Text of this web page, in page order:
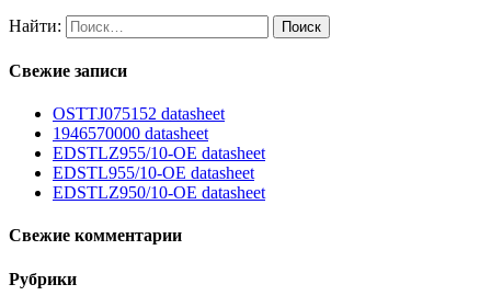
Найти:
Свежие записи
OSTTJ075152 datasheet
1946570000 datasheet
EDSTLZ955/10-OE datasheet
EDSTL955/10-OE datasheet
EDSTLZ950/10-OE datasheet
Свежие комментарии
Рубрики